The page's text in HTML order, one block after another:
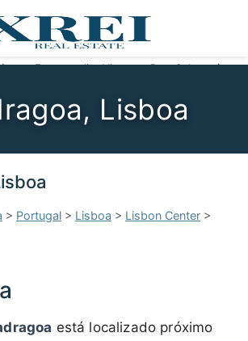
Casas à venda Empreendimentos Viver em Portugal Sobre nós
Lisboa
> Portugal > Lisboa > Lisbon Center >
está localizado próximo